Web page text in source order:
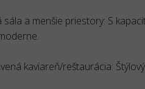
sála a menšie priestory: S
kaviareň/reštaurácia: